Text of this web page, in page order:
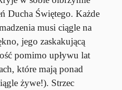
Ducha Świętego. Każde
musi ciągle na
jego zaskakującą
pomimo upływu lat
które mają ponad
żywe!). Strzec